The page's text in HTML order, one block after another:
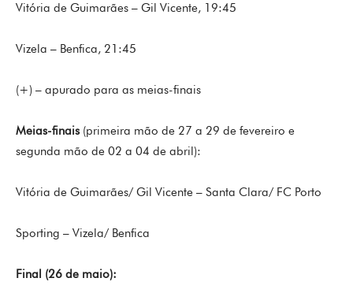
Vitória de Guimarães – Gil Vicente, 19:45
Vizela – Benfica, 21:45
(+) – apurado para as meias-finais
Meias-finais(primeira mão de 27 a 29 de fevereiro e
segunda mão de 02 a 04 de abril):
Vitória de Guimarães/ Gil Vicente – Santa Clara/ FC Porto
Sporting – Vizela/ Benfica
Final (26 de maio):